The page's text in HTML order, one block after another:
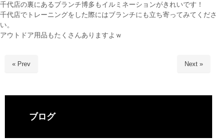
千代店の裏にあるブランチ博多もイルミネーションがきれいです！
千代店でトレーニングをした際にはブランチにも立ち寄ってみてくださ
い。
アウトドア用品もたくさんありますよｗ
« Prev Next »
ブログ